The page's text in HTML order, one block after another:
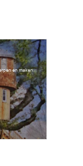
en maken.